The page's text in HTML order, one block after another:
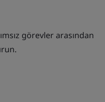
görevler arasından